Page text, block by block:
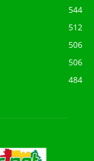
544
512
506
506
484